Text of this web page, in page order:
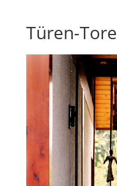
Türen-Tore